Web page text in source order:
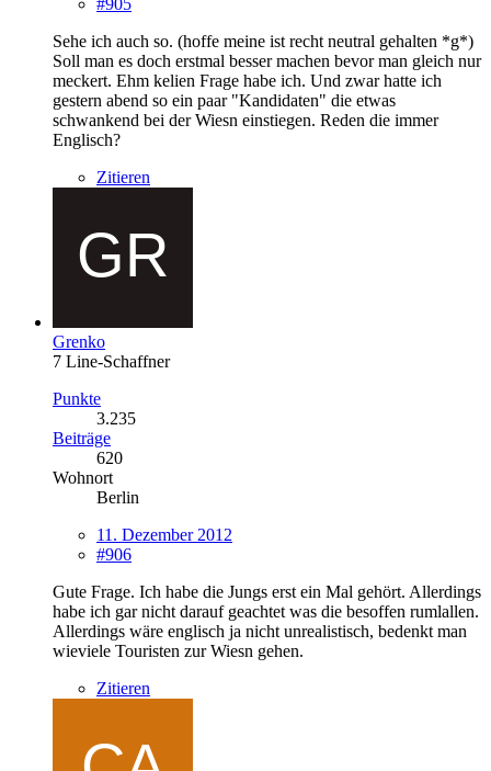
Sehe ich auch so. (hoffe meine ist recht neutral gehalten *g*)
Soll man es doch erstmal besser machen bevor man gleich nur
meckert. Ehm kelien Frage habe ich. Und zwar hatte ich
gestern abend so ein paar "Kandidaten" die etwas
schwankend bei der Wiesn einstiegen. Reden die immer
Englisch?
Zitieren
Grenko
7 Line-Schaffner
Punkte
3.235
Beiträge
620
Wohnort
Berlin
11. Dezember 2012
#906
Gute Frage. Ich habe die Jungs erst ein Mal gehört. Allerdings
habe ich gar nicht darauf geachtet was die besoffen rumlallen.
Allerdings wäre englisch ja nicht unrealistisch, bedenkt man
wieviele Touristen zur Wiesn gehen.
Zitieren